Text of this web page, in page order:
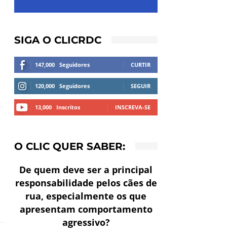
SIGA O CLICRDC
147,000 Seguidores CURTIR
120,000 Seguidores SEGUIR
13,000 Inscritos INSCREVA-SE
O CLIC QUER SABER:
De quem deve ser a principal
responsabilidade pelos cães de
rua, especialmente os que
apresentam comportamento
agressivo?